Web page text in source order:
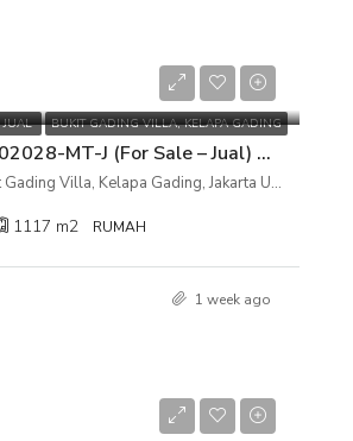
JUAL BUKIT GADING VILLA, KELAPA GADING
P3KPG-00002028-MT-J (For Sale – Jual) Rumah Kintamani, Bukit Gading Villa, Kelapa Gading, Jakarta Utara
Kintamani, Bukit Gading Villa, Kelapa Gading, Jakarta Utara
1117 m2 RUMAH
1 week ago